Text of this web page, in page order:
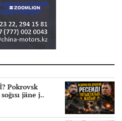
Pokrovsk
jäne j..